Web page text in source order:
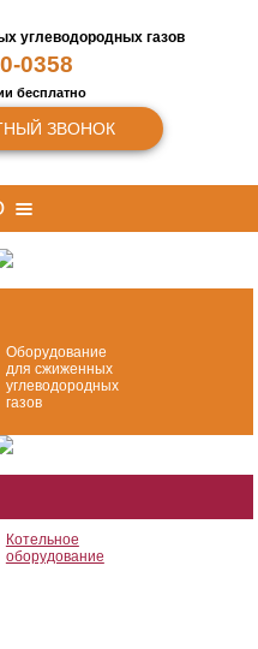
углеводородных газов
0358
бесплатно
ЗВОНОК
Оборудование
для сжиженных
углеводородных
газов
Котельное
оборудование